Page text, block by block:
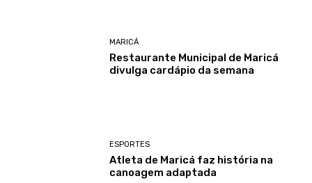
MARICÁ
Restaurante Municipal de Maricá
divulga cardápio da semana
ESPORTES
Atleta de Maricá faz história na
canoagem adaptada